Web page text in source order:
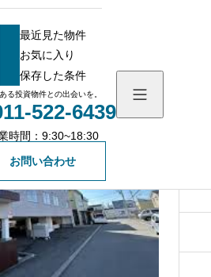
お気に入り
保存した条件
物件一覧
会社概要
社長メッセージ
お知らせ
る投資物件との出会いを。
最近見た物件
お気に入り
保存した条件
522-6439
時間：9:30~18:30
お問い合わせ
街の物件一覧